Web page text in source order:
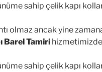
sahip çelik kapı
olmaz ancak yine
Barel Tamiri
sahip çelik kapı